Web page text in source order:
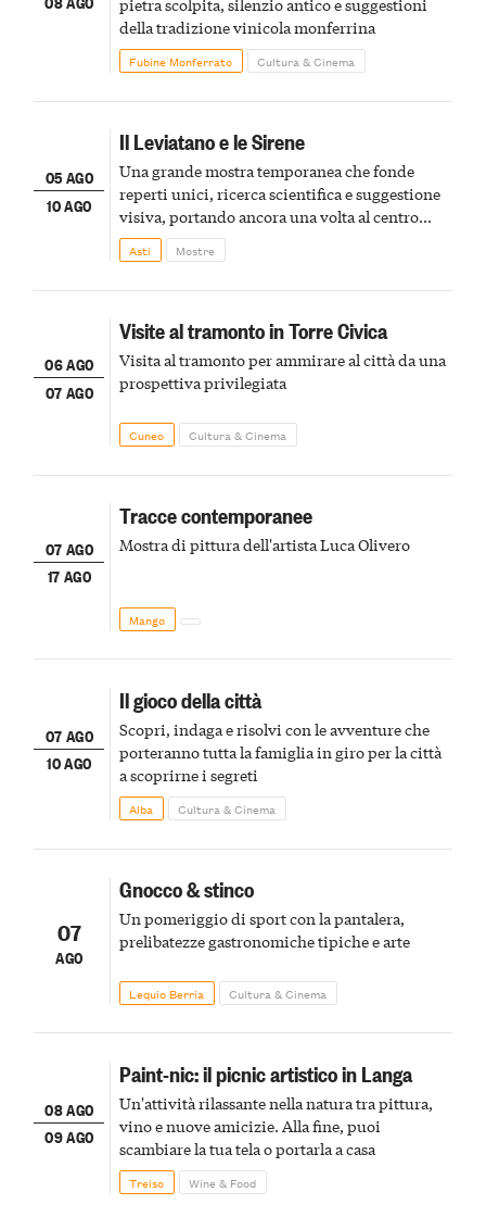
della tradizione vinicola monferrina
Fubine Monferrato Cultura & Cinema
05 AGO
10 AGO
Il Leviatano e le Sirene
Una grande mostra temporanea che fonde
reperti unici, ricerca scientifica e suggestione
visiva, portando ancora una volta al centro
della scena le meraviglie del passato astigiano
Asti Mostre
06 AGO
07 AGO
Visite al tramonto in Torre Civica
Visita al tramonto per ammirare al città da una
prospettiva privilegiata
Cuneo Cultura & Cinema
07 AGO
17 AGO
Tracce contemporanee
Mostra di pittura dell'artista Luca Olivero
Mango
07 AGO
10 AGO
Il gioco della città
Scopri, indaga e risolvi con le avventure che
porteranno tutta la famiglia in giro per la città
a scoprirne i segreti
Alba Cultura & Cinema
07
AGO
Gnocco & stinco
Un pomeriggio di sport con la pantalera,
prelibatezze gastronomiche tipiche e arte
Lequio Berria Cultura & Cinema
08 AGO
09 AGO
Paint-nic: il picnic artistico in Langa
Un'attività rilassante nella natura tra pittura,
vino e nuove amicizie. Alla fine, puoi
scambiare la tua tela o portarla a casa
Treiso Wine & Food